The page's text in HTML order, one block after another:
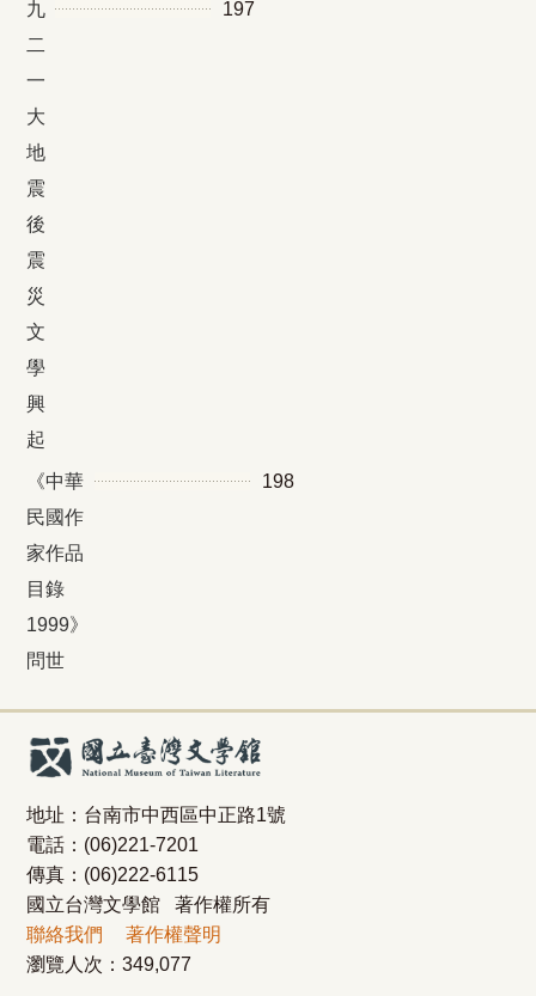
九
二
一
大
地
震
後
震
災
文
學
興
起
197
《中華
民國作
家作品
目錄
1999》
問世
198
地址：台南市中西區中正路1號
電話：(06)221-7201
傳真：(06)222-6115
國立台灣文學館 著作權所有
聯絡我們
著作權聲明
瀏覽人次：349,077